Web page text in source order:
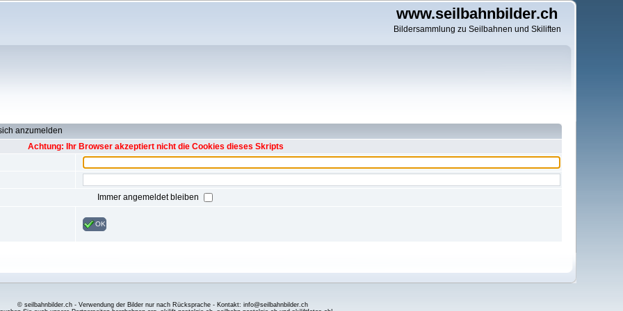
www.seilbahnbilder.ch
Bildersammlung zu Seilbahnen und Skiliften
anzumelden
Achtung: Ihr Browser akzeptiert nicht die Cookies dieses Skripts
Immer angemeldet bleiben
OK
© seilbahnbilder.ch - Verwendung der Bilder nur nach Rücksprache - Kontakt: info@seilbahnbilder.ch